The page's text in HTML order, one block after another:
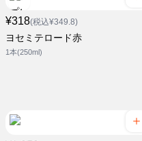
¥318(税込¥349.8)
ヨセミテロード赤
1本(250ml)